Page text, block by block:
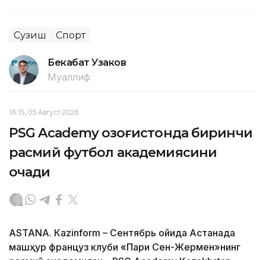
Сузиш Спорт
Бекабат Узаков
Муаллиф
16:15, 05 Август 2026
PSG Academy Қозоғистонда биринчи
расмий футбол академиясини
очади
ASTANА. Кazinform – Сентябрь ойида Астанада
машҳур француз клуби «Пари Сен-Жермен»нинг